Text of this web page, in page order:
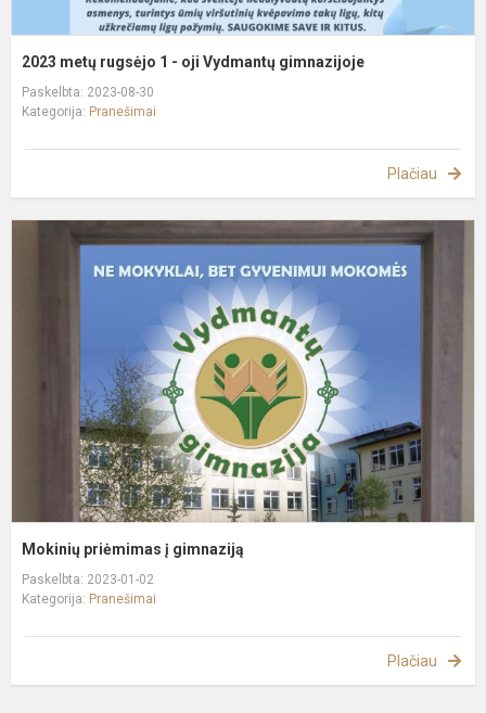
2023 metų rugsėjo 1 - oji Vydmantų gimnazijoje
Paskelbta: 2023-08-30
Kategorija: Pranešimai
Plačiau
Mokinių priėmimas į gimnaziją
Paskelbta: 2023-01-02
Kategorija: Pranešimai
Plačiau